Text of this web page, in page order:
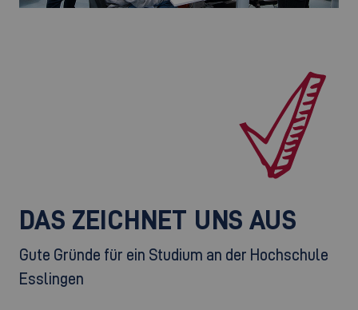
DAS ZEICHNET UNS AUS
Gute Gründe für ein Studium an der Hochschule
Esslingen